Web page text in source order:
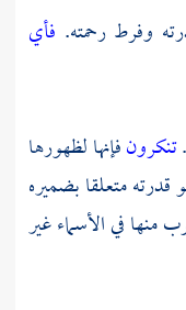
وفرط رحمته. فأي
تنكرونفإنها لظهورها
متعلقا بضميره
منها في الأسماء غير